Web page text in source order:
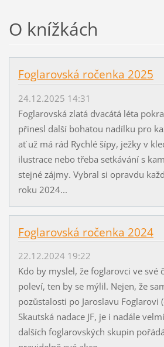
O knížkách
Foglarovská ročenka 2025
24.12.2025 14:31
Foglarovská zlatá dvacátá léta
přinesl další bohatou nadílku pro
ať už má rád Rychlé šípy, ježky v
ilustrace nebo třeba setkávání s
stejné zájmy. Vybral si opravdu
roku 2024...
Foglarovská ročenka 2024
22.12.2024 19:22
Kdo by myslel, že foglarovci ve své
poleví, ten by se mýlil. Nejen, že
pozůstalosti po Jaroslavu Foglarovi
Skautská nadace JF, je i nadále
dalších foglarovských skupin